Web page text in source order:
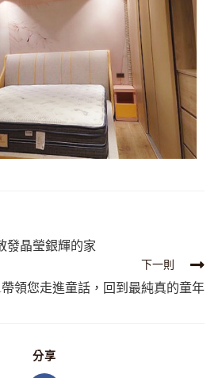
發晶瑩銀輝的家
下一則
領您走進童話，回到最純真的童年
分享